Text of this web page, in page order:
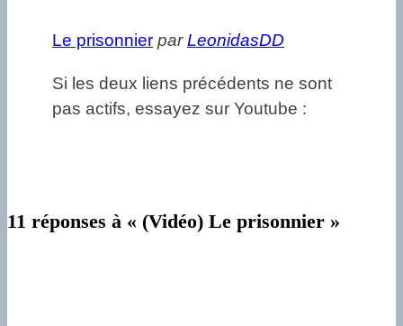
Le prisonnier parLeonidasDD
Si les deux liens précédents ne sont
pas actifs, essayez sur Youtube :
11 réponses à « (Vidéo) Le prisonnier »